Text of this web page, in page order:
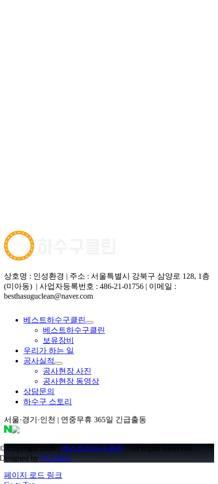
상호명 : 인성환경 | 주소 : 서울특별시 강북구 삼양로 128, 1층
(미아동) | 사업자등록번호 : 486-21-01756 | 이메일 :
besthasuguclean@naver.com
베스트하수구클린
베스트하수구클린
보유장비
우리가 하는 일
공사실적
공사현장 사진
공사현장 동영상
상담문의
하수구 스토리
서울·경기·인천 | 연중무휴 365일 긴급출동
© Copyright 2026 | 베스트하수구클린
| All Rights Reserved .
Designed byDUOPIX
페이지 로드 링크